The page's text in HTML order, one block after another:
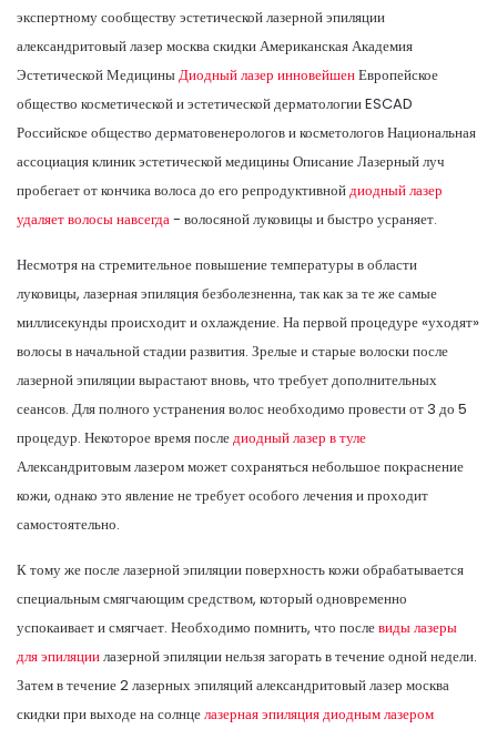
экспертному сообществу эстетической лазерной эпиляции
александритовый лазер москва скидки Американская Академия
Эстетической МедициныДиодный лазер инновейшенЕвропейское
общество косметической и эстетической дерматологии ESCAD
Российское общество дерматовенерологов и косметологов Национальная
ассоциация клиник эстетической медицины Описание Лазерный луч
пробегает от кончика волоса до его репродуктивнойдиодный лазер
удаляет волосы навсегда- волосяной луковицы и быстро усраняет.
Несмотря на стремительное повышение температуры в области
луковицы, лазерная эпиляция безболезненна, так как за те же самые
миллисекунды происходит и охлаждение. На первой процедуре «уходят»
волосы в начальной стадии развития. Зрелые и старые волоски после
лазерной эпиляции вырастают вновь, что требует дополнительных
сеансов. Для полного устранения волос необходимо провести от 3 до 5
процедур. Некоторое время последиодный лазер в туле
Александритовым лазером может сохраняться небольшое покраснение
кожи, однако это явление не требует особого лечения и проходит
самостоятельно.
К тому же после лазерной эпиляции поверхность кожи обрабатывается
специальным смягчающим средством, который одновременно
успокаивает и смягчает. Необходимо помнить, что послевиды лазеры
для эпиляциилазерной эпиляции нельзя загорать в течение одной недели.
Затем в течение 2 лазерных эпиляций александритовый лазер москва
скидки при выходе на солнцелазерная эпиляция диодным лазером